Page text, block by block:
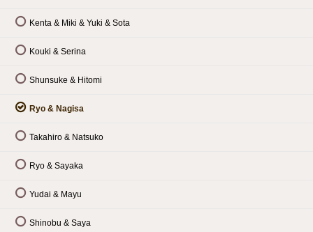
Kenta & Miki & Yuki & Sota
Kouki & Serina
Shunsuke & Hitomi
Ryo & Nagisa
Takahiro & Natsuko
Ryo & Sayaka
Yudai & Mayu
Shinobu & Saya